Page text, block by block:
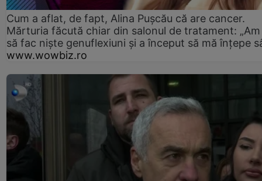
Cum a aflat, de fapt, Alina Pușcău că are cancer.
Mărturia făcută chiar din salonul de tratament:
să fac niște genuflexiuni și a început să mă înțepe
www.wowbiz.ro